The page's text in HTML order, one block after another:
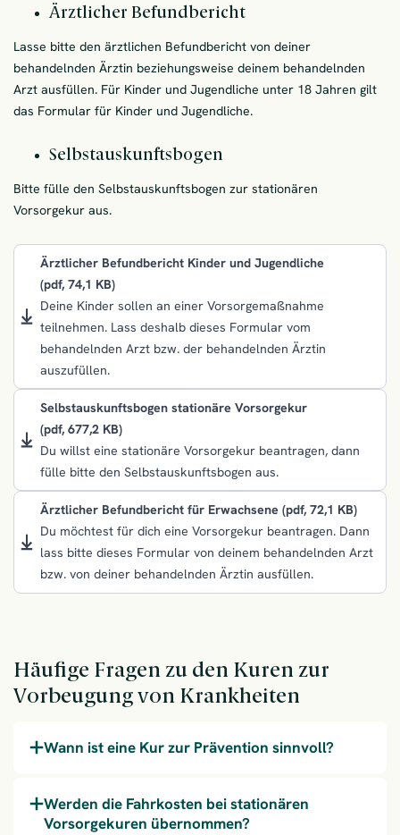
Ärztlicher Befundbericht
Lasse bitte den ärztlichen Befundbericht von deiner
behandelnden Ärztin beziehungsweise deinem behandelnden
Arzt ausfüllen. Für Kinder und Jugendliche unter 18 Jahren gilt
das Formular für Kinder und Jugendliche.
Selbstauskunftsbogen
Bitte fülle den Selbstauskunftsbogen zur stationären
Vorsorgekur aus.
Ärztlicher Befundbericht Kinder und Jugendliche
(pdf, 74,1 KB)
Deine Kinder sollen an einer Vorsorgemaßnahme
teilnehmen. Lass deshalb dieses Formular vom
behandelnden Arzt bzw. der behandelnden Ärztin
auszufüllen.
Selbstauskunftsbogen stationäre Vorsorgekur
(pdf, 677,2 KB)
Du willst eine stationäre Vorsorgekur beantragen, dann
fülle bitte den Selbstauskunftsbogen aus.
Ärztlicher Befundbericht für Erwachsene (pdf, 72,1 KB)
Du möchtest für dich eine Vorsorgekur beantragen. Dann
lass bitte dieses Formular von deinem behandelnden Arzt
bzw. von deiner behandelnden Ärztin ausfüllen.
Häufige Fragen zu den Kuren zur
Vorbeugung von Krankheiten
Wann ist eine Kur zur Prävention sinnvoll?
Werden die Fahrkosten bei stationären
Vorsorgekuren übernommen?